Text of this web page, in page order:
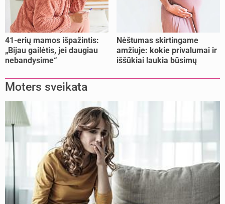
41-erių mamos išpažintis:
„Bijau gailėtis, jei daugiau
nebandysime“
Nėštumas skirtingame
amžiuje: kokie privalumai ir
iššūkiai laukia būsimų
Moters sveikata